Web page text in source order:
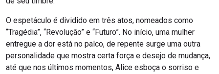
O espetáculo é dividido em três atos, nomeados como
“Tragédia”, “Revolução” e “Futuro”. No início, uma mulher
entregue a dor está no palco, de repente surge uma outra
personalidade que mostra certa força e desejo de mudança,
até que nos últimos momentos, Alice esboça o sorriso e